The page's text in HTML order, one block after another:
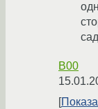
B00